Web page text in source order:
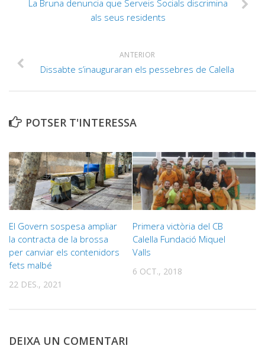
La Bruna denuncia que Serveis Socials discrimina
als seus residents
ANTERIOR
Dissabte s’inauguraran els pessebres de Calella
POTSER T'INTERESSA
El Govern sospesa ampliar
la contracta de la brossa
per canviar els contenidors
fets malbé
22 DES., 2021
Primera victòria del CB
Calella Fundació Miquel
Valls
6 OCT., 2018
DEIXA UN COMENTARI